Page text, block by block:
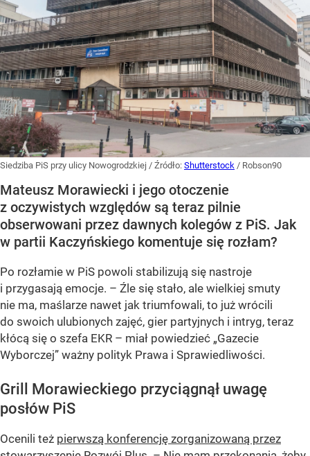
Siedziba PiS przy ulicy Nowogrodzkiej / Źródło: Shutterstock / Robson90
Mateusz Morawiecki i jego otoczenie
z oczywistych względów są teraz pilnie
obserwowani przez dawnych kolegów z PiS. Jak
w partii Kaczyńskiego komentuje się rozłam?
Po rozłamie w PiS powoli stabilizują się nastroje
i przygasają emocje. – Źle się stało, ale wielkiej smuty
nie ma, maślarze nawet jak triumfowali, to już wrócili
do swoich ulubionych zajęć, gier partyjnych i intryg, teraz
kłócą się o szefa EKR – miał powiedzieć „Gazecie
Wyborczej” ważny polityk Prawa i Sprawiedliwości.
Grill Morawieckiego przyciągnął uwagę
posłów PiS
Ocenili też pierwszą konferencję zorganizowaną przez